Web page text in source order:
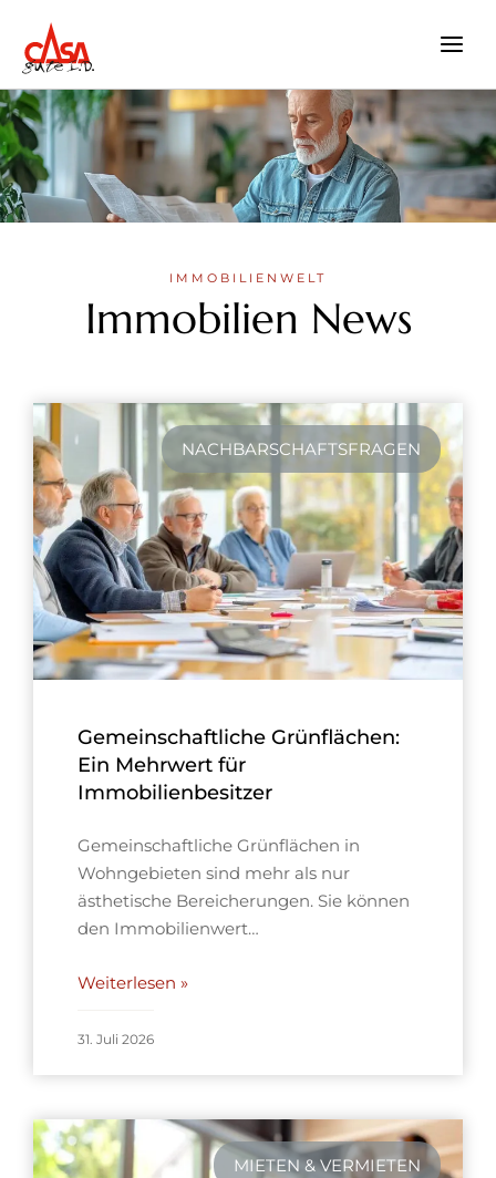
Inhalt
springen
IMMOBILIENWELT
Immobilien News
NACHBARSCHAFTSFRAGEN
Gemeinschaftliche Grünflächen:
Ein Mehrwert für
Immobilienbesitzer
Gemeinschaftliche Grünflächen in
Wohngebieten sind mehr als nur
ästhetische Bereicherungen. Sie können
den Immobilienwert…
Weiterlesen »
31. Juli 2026
MIETEN & VERMIETEN